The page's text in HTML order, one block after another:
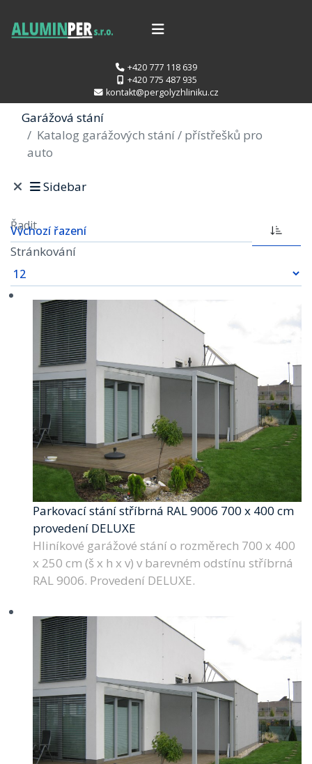
+420 777 118 639
+420 775 487 935
kontakt@pergolyzhliniku.cz
Garážová stání
Katalog garážových stání / přístřešků pro
auto
Sidebar
Řadit
Stránkování
Parkovací stání stříbrná RAL 9006 700 x 400 cm
provedení DELUXE
Hliníkové garážové stání o rozměrech 700 x 400
x 250 cm (š x h x v) v barevném odstínu stříbrná
RAL 9006. Provedení DELUXE.